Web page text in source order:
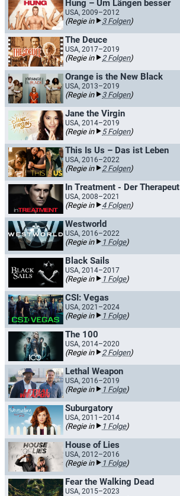
Hung – Um Längen besser
USA, 2009–2012
(Regie in 3 Folgen)
The Deuce
USA, 2017–2019
(Regie in 2 Folgen)
Orange is the New Black
USA, 2013–2019
(Regie in 3 Folgen)
Jane the Virgin
USA, 2014–2019
(Regie in 5 Folgen)
This Is Us – Das ist Leben
USA, 2016–2022
(Regie in 2 Folgen)
In Treatment - Der Therapeut
USA, 2008–2021
(Regie in 4 Folgen)
Westworld
USA, 2016–2022
(Regie in 1 Folge)
Black Sails
USA, 2014–2017
(Regie in 1 Folge)
CSI: Vegas
USA, 2021–2024
(Regie in 1 Folge)
The 100
USA, 2014–2020
(Regie in 2 Folgen)
Lethal Weapon
USA, 2016–2019
(Regie in 1 Folge)
Suburgatory
USA, 2011–2014
(Regie in 1 Folge)
House of Lies
USA, 2012–2016
(Regie in 1 Folge)
Fear the Walking Dead
USA, 2015–2023